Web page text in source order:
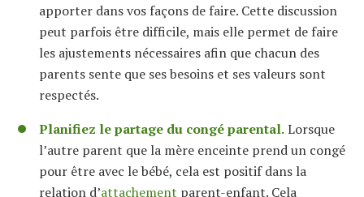
apporter dans vos façons de faire. Cette discussion
peut parfois être difficile, mais elle permet de faire
les ajustements nécessaires afin que chacun des
parents sente que ses besoins et ses valeurs sont
respectés.
Planifiez le partage du congé parental.Lorsque
l’autre parent que la mère enceinte prend un congé
pour être avec le bébé, cela est positif dans la
relation d’attachement parent-enfant. Cela